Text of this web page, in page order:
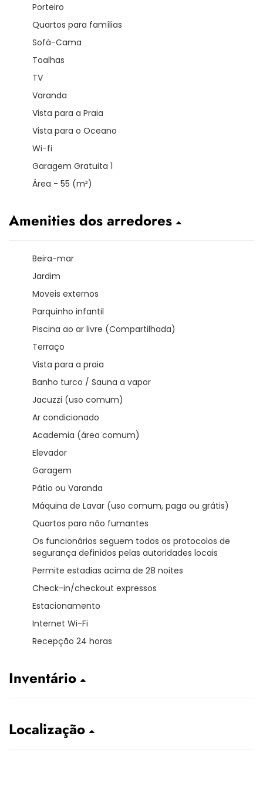
Porteiro
Quartos para famílias
Sofá-Cama
Toalhas
TV
Varanda
Vista para a Praia
Vista para o Oceano
Wi-fi
Garagem Gratuita 1
Área - 55 (m²)
Amenities dos arredores
Beira-mar
Jardim
Moveis externos
Parquinho infantil
Piscina ao ar livre (Compartilhada)
Terraço
Vista para a praia
Banho turco / Sauna a vapor
Jacuzzi (uso comum)
Ar condicionado
Academia (área comum)
Elevador
Garagem
Pátio ou Varanda
Máquina de Lavar (uso comum, paga ou grátis)
Quartos para não fumantes
Os funcionários seguem todos os protocolos de
segurança definidos pelas autoridades locais
Permite estadias acima de 28 noites
Check-in/checkout expressos
Estacionamento
Internet Wi-Fi
Recepção 24 horas
Inventário
Localização